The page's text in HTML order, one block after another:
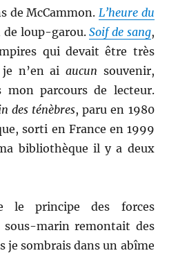
de McCammon. L’heure du
de loup-garou.Soif de sang,
qui devait être très
n’en ai aucun souvenir,
mon parcours de lecteur.
des ténèbres, paru en 1980
sorti en France en 1999
bibliothèque il y a deux
le principe des forces
marin remontait des
je sombrais dans un abîme